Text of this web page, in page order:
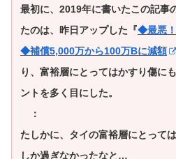
最初に、2019年に書いたこの記事
たのは、昨日アップした『◆最悪！
◆補償5,000万から100万Bに減額
り、富裕層にとってはかすり傷に
ントを多く目にした。
：
たしかに、タイの富裕層にとって
しか過ぎなかったなと…